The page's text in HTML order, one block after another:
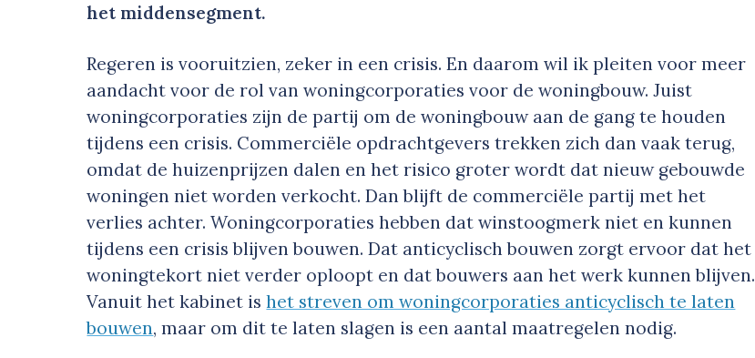
het middensegment.
Regeren is vooruitzien, zeker in een crisis. En daarom wil ik pleiten voor meer
aandacht voor de rol van woningcorporaties voor de woningbouw. Juist
woningcorporaties zijn de partij om de woningbouw aan de gang te houden
tijdens een crisis. Commerciële opdrachtgevers trekken zich dan vaak terug,
omdat de huizenprijzen dalen en het risico groter wordt dat nieuw gebouwde
woningen niet worden verkocht. Dan blijft de commerciële partij met het
verlies achter. Woningcorporaties hebben dat winstoogmerk niet en kunnen
tijdens een crisis blijven bouwen. Dat anticyclisch bouwen zorgt ervoor dat het
woningtekort niet verder oploopt en dat bouwers aan het werk kunnen blijven.
Vanuit het kabinet ishet streven om woningcorporaties anticyclisch te laten
bouwen, maar om dit te laten slagen is een aantal maatregelen nodig.